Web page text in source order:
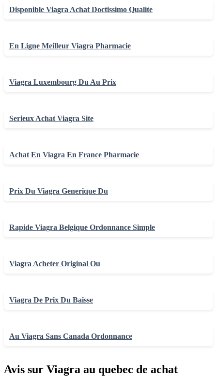
Disponible Viagra Achat Doctissimo Qualite
En Ligne Meilleur Viagra Pharmacie
Viagra Luxembourg Du Au Prix
Serieux Achat Viagra Site
Achat En Viagra En France Pharmacie
Prix Du Viagra Generique Du
Rapide Viagra Belgique Ordonnance Simple
Viagra Acheter Original Ou
Viagra De Prix Du Baisse
Au Viagra Sans Canada Ordonnance
Avis sur Viagra au quebec de achat